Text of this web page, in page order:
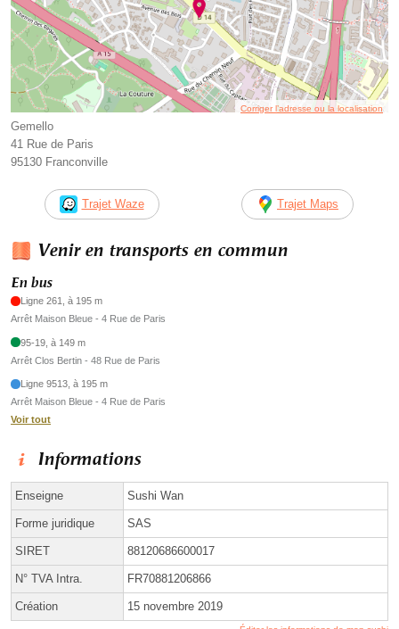
Corriger l’adresse ou la localisation
Gemello
41 Rue de Paris
95130 Franconville
Trajet Waze Trajet Maps
Venir en transports en commun
En bus
Ligne 261, à 195 m
Arrêt Maison Bleue - 4 Rue de Paris
95-19, à 149 m
Arrêt Clos Bertin - 48 Rue de Paris
Ligne 9513, à 195 m
Arrêt Maison Bleue - 4 Rue de Paris
Voir tout
Informations
Enseigne Sushi Wan
Forme juridique SAS
SIRET 88120686600017
N° TVA Intra. FR70881206866
Création 15 novembre 2019